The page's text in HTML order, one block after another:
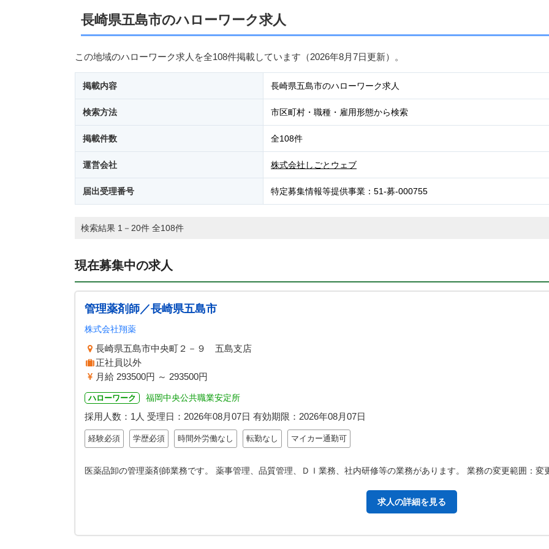
長崎県五島市のハローワーク求人
この地域のハローワーク求人を全108件掲載しています（2026年8月7日更新）。
掲載内容 長崎県五島市のハローワーク求人
検索方法 市区町村・職種・雇用形態から検索
掲載件数 全108件
運営会社 株式会社しごとウェブ
届出受理番号 特定募集情報等提供事業：51-募-000755
検索結果 1－20件 全108件
現在募集中の求人
管理薬剤師／長崎県五島市
株式会社翔薬
長崎県五島市中央町２－９ 五島支店
正社員以外
月給 293500円 ～ 293500円
ハローワーク 福岡中央公共職業安定所
採用人数：1人 受理日： 2026年08月07日 有効期限： 2026年08月07日
経験必須 学歴必須 時間外労働なし 転勤なし マイカー通勤可
医薬品卸の管理薬剤師業務です。 薬事管理、品質管理、ＤＩ業務、社内研修等の業務があります。 業務の変更範囲：変
求人の詳細を見る